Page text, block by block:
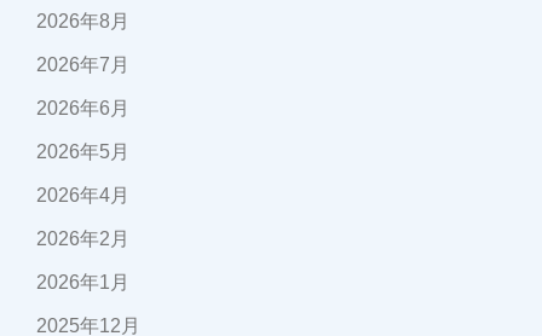
2026年8月
2026年7月
2026年6月
2026年5月
2026年4月
2026年2月
2026年1月
2025年12月